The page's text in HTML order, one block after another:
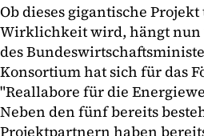
Ob dieses gigantische
Wirklichkeit wird, hängt nun
des
Konsortium hat sich für das
"Reallabore für die
Neben den fünf bereits
Projektpartnern haben